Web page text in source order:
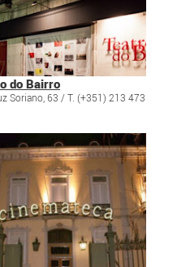
do Bairro
Soriano, 63 / T. (+351) 213 473